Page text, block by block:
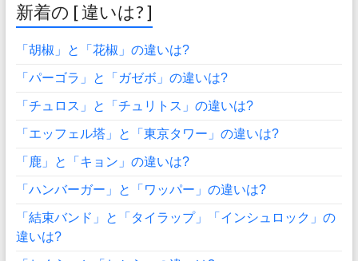
新着の [ 違いは? ]
「胡椒」と「花椒」の違いは?
「パーゴラ」と「ガゼボ」の違いは?
「チュロス」と「チュリトス」の違いは?
「エッフェル塔」と「東京タワー」の違いは?
「鹿」と「キョン」の違いは?
「ハンバーガー」と「ワッパー」の違いは?
「結束バンド」と「タイラップ」「インシュロック」の
違いは?